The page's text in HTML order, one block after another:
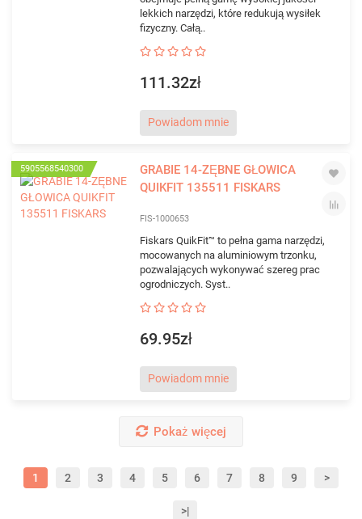
lekkich narzędzi, które redukują wysiłek
fizyczny. Całą..
111.32zł
Powiadom mnie
5905568540300
GRABIE 14-ZĘBNE GŁOWICA
QUIKFIT 135511 FISKARS
FIS-1000653
Fiskars QuikFit™ to pełna gama narzędzi,
mocowanych na aluminiowym trzonku,
pozwalających wykonywać szereg prac
ogrodniczych. Syst..
69.95zł
Powiadom mnie
Pokaż więcej
1 2 3 4 5 6 7 8 9 >
>|